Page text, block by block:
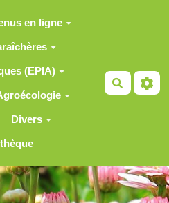
en ligne
(EPIA)
Divers